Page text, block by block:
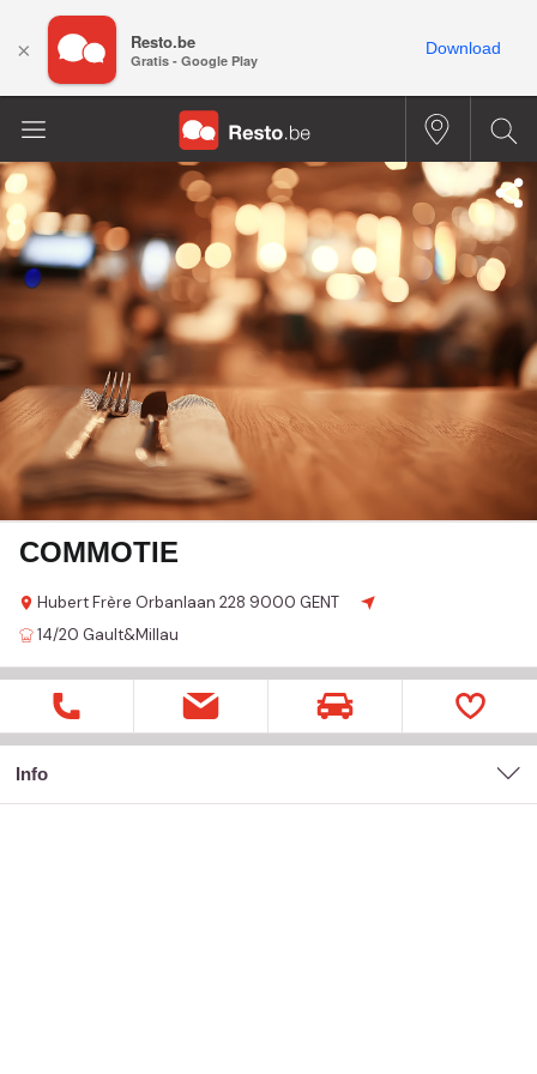
COMMOTIE
Hubert Frère Orbanlaan 228 9000 GENT
14/20 Gault&Millau
Info
× Resto.be
Gratis - Google Play
Download